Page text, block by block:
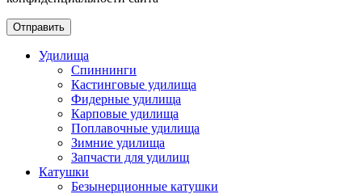
Отправить
Удилища
Спиннинги
Кастинговые удилища
Фидерные удилища
Карповые удилища
Поплавочные удилища
Зимние удилища
Запчасти для удилищ
Катушки
Безынерционные катушки